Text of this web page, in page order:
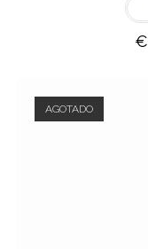
€
AGOTADO